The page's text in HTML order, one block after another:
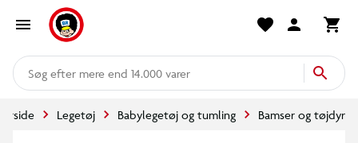
mere end 14.000 varer
Legetøj Babylegetøj og tumling Bamser og tøjdyr